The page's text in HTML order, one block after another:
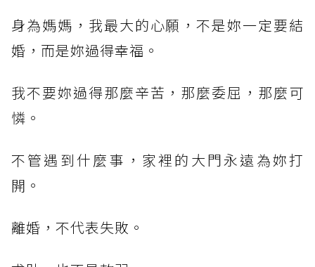
身為媽媽，我最大的心願，不是妳一定要結
婚，而是妳過得幸福。
我不要妳過得那麼辛苦，那麼委屈，那麼可
憐。
不管遇到什麼事，家裡的大門永遠為妳打
開。
離婚，不代表失敗。